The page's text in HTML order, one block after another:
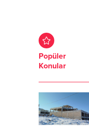
Popüler
Konular